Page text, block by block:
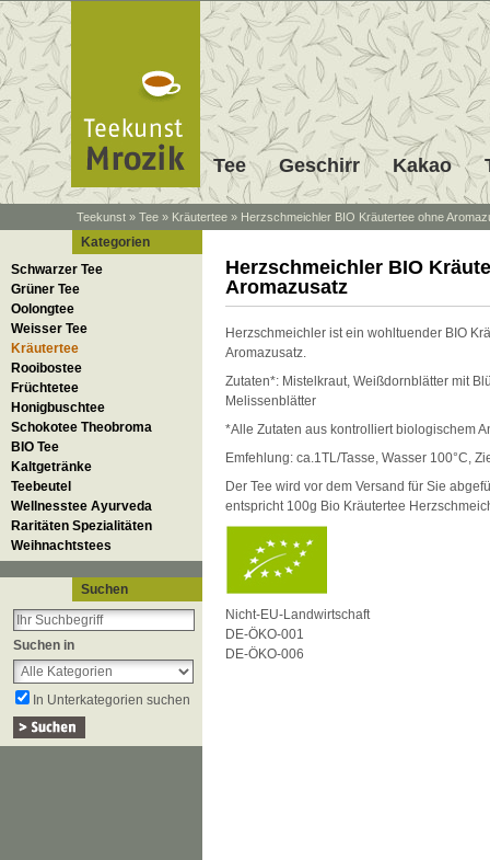
Tee Geschirr Kakao
Teekunst » Tee » Kräutertee » Herzschmeichler BIO Kräutertee ohne
Kategorien
Schwarzer Tee
Grüner Tee
Oolongtee
Weisser Tee
Kräutertee
Rooibostee
Früchtetee
Honigbuschtee
Schokotee Theobroma
BIO Tee
Kaltgetränke
Teebeutel
Wellnesstee Ayurveda
Raritäten Spezialitäten
Weihnachtstees
Suchen
Suchen in
In Unterkategorien suchen
Herzschmeichler BIO
Aromazusatz
Herzschmeichler ist ein wohltuender BIO
Aromazusatz.
Zutaten*: Mistelkraut, Weißdornblätter mit
Melissenblätter
*Alle Zutaten aus kontrolliert biologischem
Emfehlung: ca.1TL/Tasse, Wasser 100°C,
Der Tee wird vor dem Versand für Sie
entspricht 100g Bio Kräutertee
Nicht-EU-Landwirtschaft
DE-ÖKO-001
DE-ÖKO-006